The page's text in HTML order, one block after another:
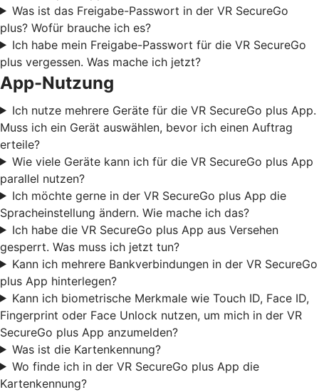
Was ist das Freigabe-Passwort in der VR SecureGo
plus? Wofür brauche ich es?
Ich habe mein Freigabe-Passwort für die VR SecureGo
plus vergessen. Was mache ich jetzt?
App-Nutzung
Ich nutze mehrere Geräte für die VR SecureGo plus App.
Muss ich ein Gerät auswählen, bevor ich einen Auftrag
erteile?
Wie viele Geräte kann ich für die VR SecureGo plus App
parallel nutzen?
Ich möchte gerne in der VR SecureGo plus App die
Spracheinstellung ändern. Wie mache ich das?
Ich habe die VR SecureGo plus App aus Versehen
gesperrt. Was muss ich jetzt tun?
Kann ich mehrere Bankverbindungen in der VR SecureGo
plus App hinterlegen?
Kann ich biometrische Merkmale wie Touch ID, Face ID,
Fingerprint oder Face Unlock nutzen, um mich in der VR
SecureGo plus App anzumelden?
Was ist die Kartenkennung?
Wo finde ich in der VR SecureGo plus App die
Kartenkennung?